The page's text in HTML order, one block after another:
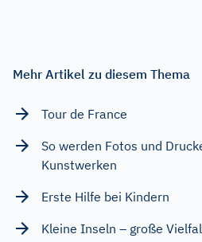
Mehr Artikel zu diesem Thema
Tour de France
So werden Fotos und
Kunstwerken
Erste Hilfe bei Kindern
Kleine Inseln – große